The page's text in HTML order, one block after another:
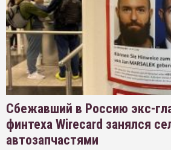
Сбежавший в Россию экс-
финтеха Wirecard занялся
автозапчастями